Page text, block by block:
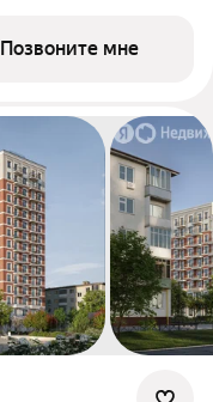
Позвоните мне